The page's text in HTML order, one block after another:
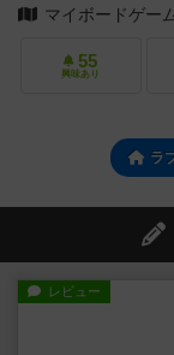
マイボードゲー
55
興味あり
ラ
レビュー